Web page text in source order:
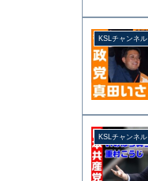
KSLチャンネル
KSLチャンネル